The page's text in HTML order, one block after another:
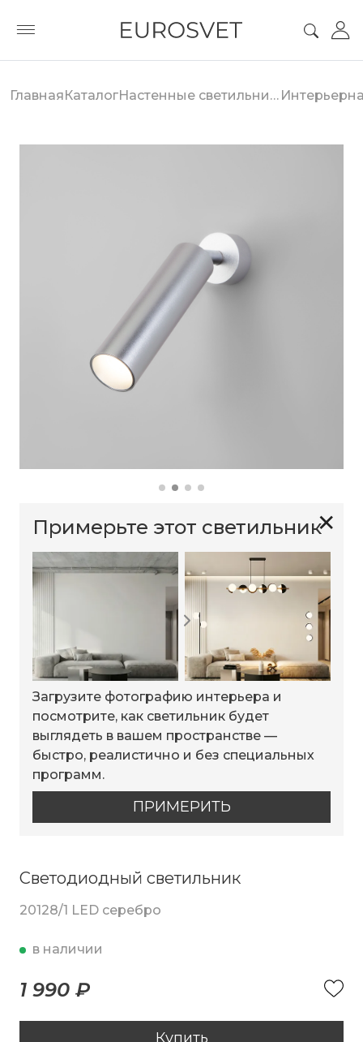
ГлавнаяКаталог Настенные светильники
✕
Примерьте этот светильник
Загрузите фотографию интерьера и
посмотрите, как светильник будет
выглядеть в вашем пространстве —
быстро, реалистично и без специальных
программ.
ПРИМЕРИТЬ
Светодиодный светильник
20128/1 LED серебро
в наличии
1 990 ₽
Купить